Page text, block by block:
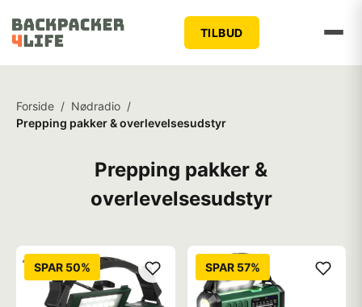
TILBUD
Forside / Nødradio /
Prepping pakker & overlevelsesudstyr
Prepping pakker &
overlevelsesudstyr
SPAR 50% SPAR 57%